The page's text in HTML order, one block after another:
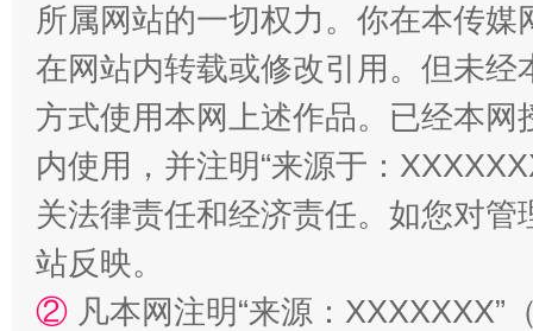
漫山遍野的桃花与雪山、麦地、白藏房
所属网站的一切权力。你在本传
在网站内转载或修改引用。但未
方式使用本网上述作品。已经本
内使用，并注明“来源于：
关法律责任和经济责任。如您对
站反映。
② 凡本网注明“来源：